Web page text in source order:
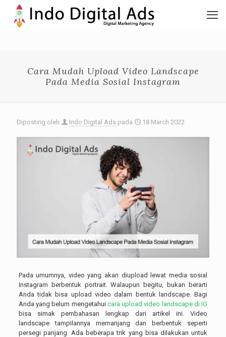
Cara Mudah Upload Video Landscape
Pada Media Sosial Instagram
Diposting oleh Indo Digital Ads pada 18 March 2022
Pada umumnya, video yang akan diupload lewat media sosial
Instagram berbentuk portrait. Walaupun begitu, bukan berarti
Anda tidak bisa upload video dalam bentuk landscape. Bagi
Anda yang belum mengetahui cara upload video landscape di IG
bisa simak pembahasan lengkap dari artikel ini. Video
landscape tampilannya memanjang dan berbentuk seperti
persegi panjang. Ada beberapa trik yang bisa dilakukan untuk